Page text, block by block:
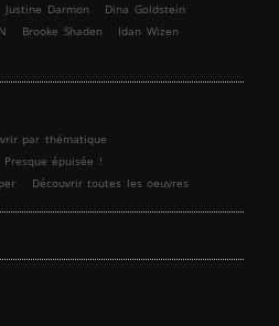
Justine Darmon
Dina Goldstein
Brooke Shaden
Idan Wizen
par thématique
Presque épuisée !
Découvrir toutes les oeuvres